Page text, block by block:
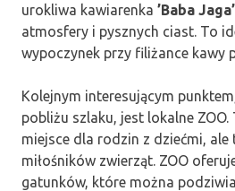
urokliwa kawiarenka ’Baba Jaga’
atmosfery i pysznych ciast. To
wypoczynek przy filiżance kawy
Kolejnym interesującym
pobliżu szlaku, jest lokalne
miejsce dla rodzin z dziećmi,
miłośników zwierząt. ZOO
gatunków, które można